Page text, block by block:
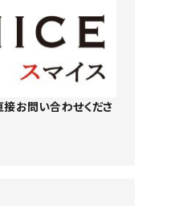
お問い合わせくださ